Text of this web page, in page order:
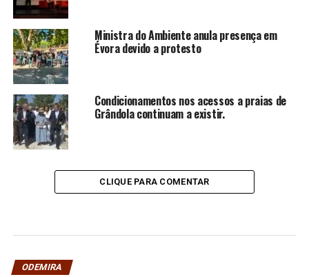
Ministra do Ambiente anula presença em
Évora devido a protesto
Condicionamentos nos acessos a praias de
Grândola continuam a existir.
CLIQUE PARA COMENTAR
ODEMIRA